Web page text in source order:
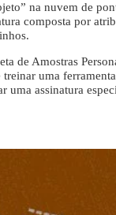
na nuvem de
composta por
de Amostras
treinar uma
uma assinatura